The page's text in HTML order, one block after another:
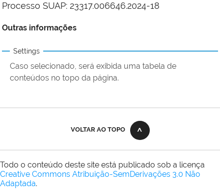
Processo SUAP: 23317.006646.2024-18
Outras informações
Settings
Caso selecionado, será exibida uma tabela de
conteúdos no topo da página.
VOLTAR AO TOPO
Todo o conteúdo deste site está publicado sob a licença
Creative Commons Atribuição-SemDerivações 3.0 Não
Adaptada.